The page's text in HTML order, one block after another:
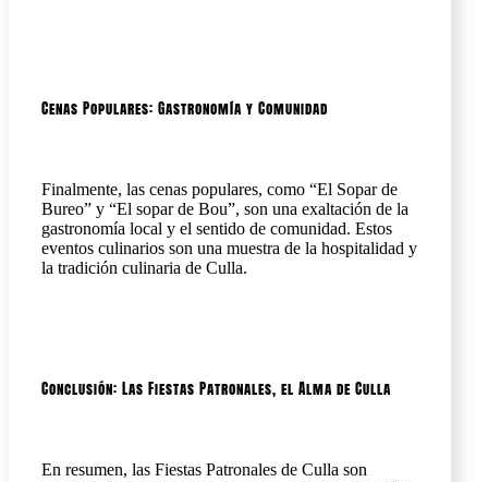
Cenas Populares: Gastronomía y Comunidad
Finalmente, las cenas populares, como “El Sopar de
Bureo” y “El sopar de Bou”, son una exaltación de la
gastronomía local y el sentido de comunidad. Estos
eventos culinarios son una muestra de la hospitalidad y
la tradición culinaria de Culla.
Conclusión: Las Fiestas Patronales, el Alma de Culla
En resumen, las Fiestas Patronales de Culla son